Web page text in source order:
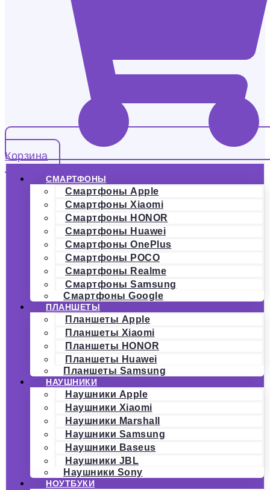
Корзина
СМАРТФОНЫ
Смартфоны Apple
Смартфоны Xiaomi
Смартфоны HONOR
Смартфоны Huawei
Смартфоны OnePlus
Смартфоны POCO
Смартфоны Realme
Смартфоны Samsung
Смартфоны Google
ПЛАНШЕТЫ
Планшеты Apple
Планшеты Xiaomi
Планшеты HONOR
Планшеты Huawei
Планшеты Samsung
НАУШНИКИ
Наушники Apple
Наушники Xiaomi
Наушники Marshall
Наушники Samsung
Наушники Baseus
Наушники JBL
Наушники Sony
НОУТБУКИ